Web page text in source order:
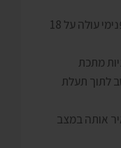
סוגר ביטחון אשר החלק המתכת הפנימי עולה על 18
מתכת
לתוך תעלת
אותה במצב